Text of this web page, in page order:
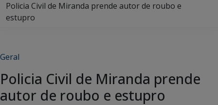
Policia Civil de Miranda prende autor de roubo e
estupro
Geral
Policia Civil de Miranda prende
autor de roubo e estupro